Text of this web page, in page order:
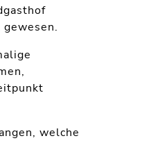
welche